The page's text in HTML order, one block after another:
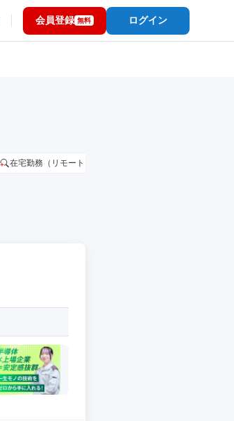
会員登録 無料 ログイン
在宅勤務（リモートワーク）OK